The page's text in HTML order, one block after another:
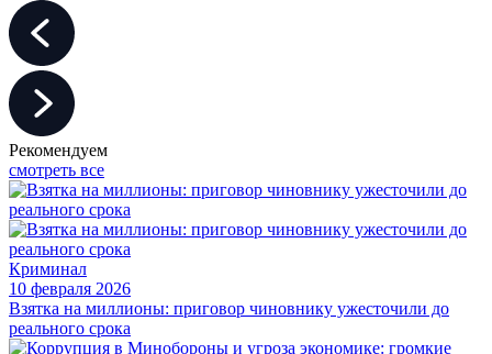
Рекомендуем
смотреть все
Криминал
10 февраля 2026
Взятка на миллионы: приговор чиновнику ужесточили до
реального срока